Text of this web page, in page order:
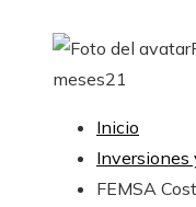
meses21
Inicio
Inversiones
FEMSA